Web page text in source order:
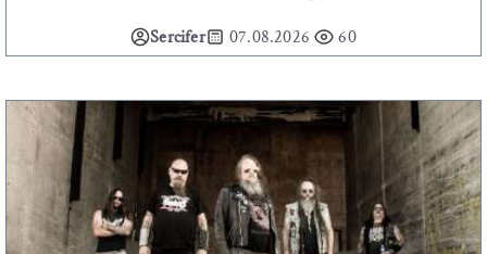
Sercifer 07.08.2026 60